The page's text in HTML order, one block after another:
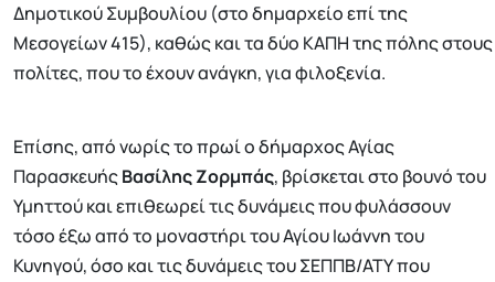
Δημοτικού Συμβουλίου (στο δημαρχείο επί της
Μεσογείων 415), καθώς και τα δύο ΚΑΠΗ της πόλης στους
πολίτες, που το έχουν ανάγκη, για φιλοξενία.
Επίσης, από νωρίς το πρωί ο δήμαρχος Αγίας
ΠαρασκευήςΒασίλης Ζορμπάς, βρίσκεται στο βουνό του
Υμηττού και επιθεωρεί τις δυνάμεις που φυλάσσουν
τόσο έξω από το μοναστήρι του Αγίου Ιωάννη του
Κυνηγού, όσο και τις δυνάμεις του ΣΕΠΠΒ/ΑΤΥ που